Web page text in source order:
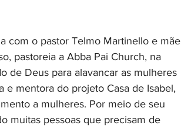
com o pastor Telmo Martinello e mãe
pastoreia a Abba Pai Church, na
de Deus para alavancar as mulheres
e mentora do projeto Casa de Isabel,
a mulheres. Por meio de seu
muitas pessoas que precisam de